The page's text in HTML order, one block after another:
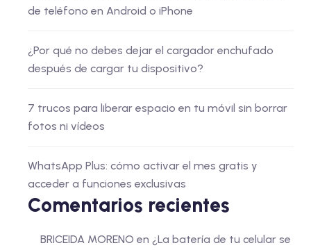
de teléfono en Android o iPhone
¿Por qué no debes dejar el cargador enchufado
después de cargar tu dispositivo?
7 trucos para liberar espacio en tu móvil sin borrar
fotos ni vídeos
WhatsApp Plus: cómo activar el mes gratis y
acceder a funciones exclusivas
Comentarios recientes
BRICEIDA MORENO en ¿La batería de tu celular se